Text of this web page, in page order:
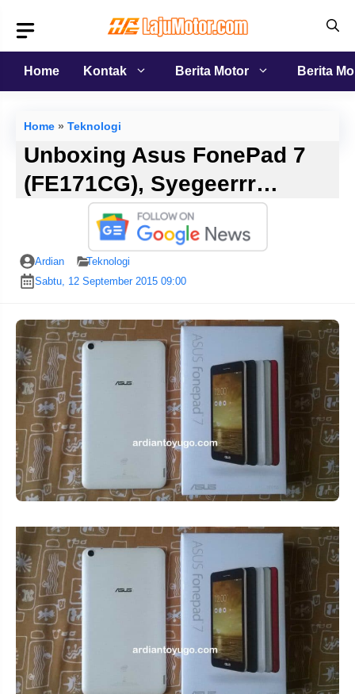
isi
Home
Kontak Berita Motor Berita
Home » Teknologi
Unboxing Asus FonePad 7
(FE171CG), Syegeerrr…
Ardian
Teknologi
Sabtu, 12 September 2015 09:00